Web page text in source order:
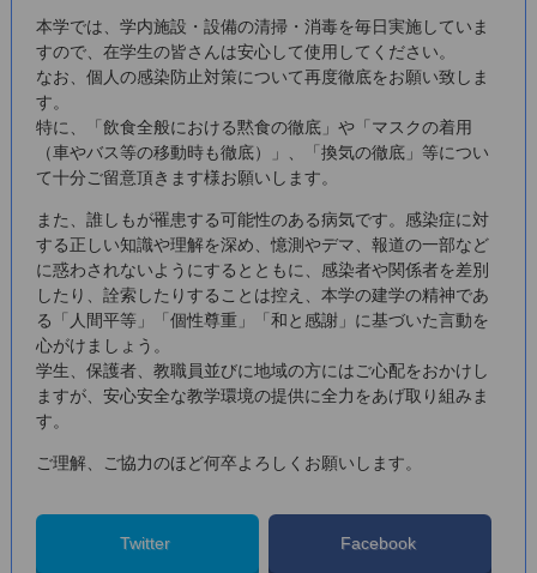
本学では、学内施設・設備の清掃・消毒を毎日実施していま
すので、在学生の皆さんは安心して使用してください。
なお、個人の感染防止対策について再度徹底をお願い致しま
す。
特に、「飲食全般における黙食の徹底」や「マスクの着用
（車やバス等の移動時も徹底）」、「換気の徹底」等につい
て十分ご留意頂きます様お願いします。
また、誰しもが罹患する可能性のある病気です。感染症に対
する正しい知識や理解を深め、憶測やデマ、報道の一部など
に惑わされないようにするとともに、感染者や関係者を差別
したり、詮索したりすることは控え、本学の建学の精神であ
る「人間平等」「個性尊重」「和と感謝」に基づいた言動を
心がけましょう。
学生、保護者、教職員並びに地域の方にはご心配をおかけし
ますが、安心安全な教学環境の提供に全力をあげ取り組みま
す。
ご理解、ご協力のほど何卒よろしくお願いします。
Twitter Facebook